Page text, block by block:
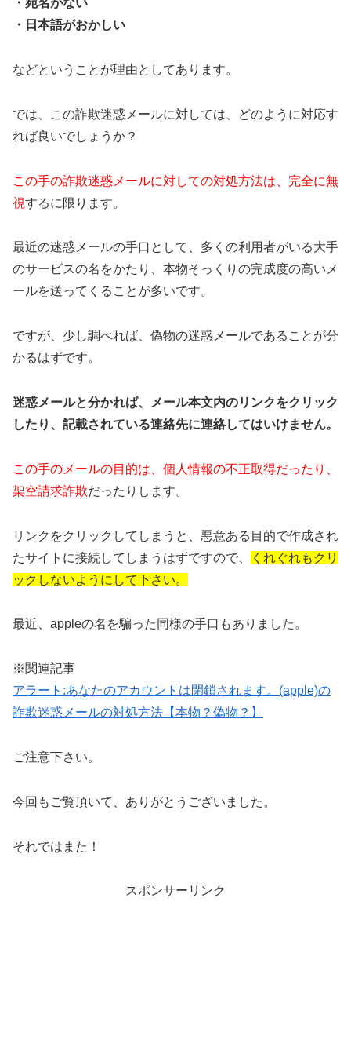
・宛名がない
・日本語がおかしい
などということが理由としてあります。
では、この詐欺迷惑メールに対しては、どのように対応す
れば良いでしょうか？
この手の詐欺迷惑メールに対しての対処方法は、完全に無
視するに限ります。
最近の迷惑メールの手口として、多くの利用者がいる大手
のサービスの名をかたり、本物そっくりの完成度の高いメ
ールを送ってくることが多いです。
ですが、少し調べれば、偽物の迷惑メールであることが分
かるはずです。
迷惑メールと分かれば、メール本文内のリンクをクリック
したり、記載されている連絡先に連絡してはいけません。
この手のメールの目的は、個人情報の不正取得だったり、
架空請求詐欺だったりします。
リンクをクリックしてしまうと、悪意ある目的で作成され
たサイトに接続してしまうはずですので、
くれぐれもクリ
ックしないようにして下さい。
最近、appleの名を騙った同様の手口もありました。
※関連記事
アラート:あなたのアカウントは閉鎖されます。(apple)の
詐欺迷惑メールの対処方法【本物？偽物？】
ご注意下さい。
今回もご覧頂いて、ありがとうございました。
それではまた！
スポンサーリンク